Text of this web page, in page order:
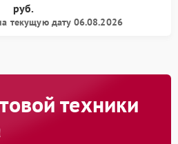
руб.
текущую дату 06.08.2026
техники